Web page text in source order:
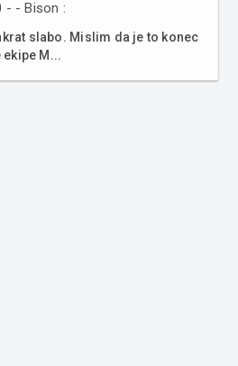
- - Bison :
slabo. Mislim da je to konec
M...